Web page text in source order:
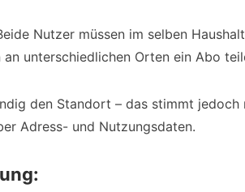
Nutzer müssen im selben
unterschiedlichen Orten ein Abo
den Standort – das stimmt jedoch
Adress- und Nutzungsdaten.